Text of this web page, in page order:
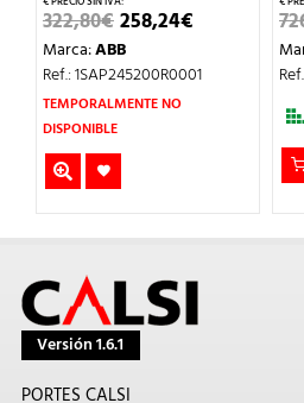
322,80€EL
PRECIO
ORIGINAL
ERA:
322,80€.
258,24€
ES:
Marca:ABB
Ref.: 1SAP245200R0001
TEMPORALMENTE NO
DISPONIBLE
Versión 1.6.1
PORTES CALSI